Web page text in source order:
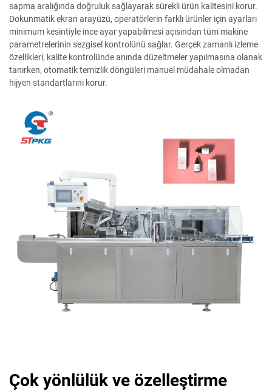
sapma aralığında doğruluk sağlayarak sürekli ürün kalitesini korur.
Dokunmatik ekran arayüzü, operatörlerin farklı ürünler için ayarları
minimum kesintiyle ince ayar yapabilmesi açısından tüm makine
parametrelerinin sezgisel kontrolünü sağlar. Gerçek zamanlı izleme
özellikleri, kalite kontrolünde anında düzeltmeler yapılmasına olanak
tanırken, otomatik temizlik döngüleri manuel müdahale olmadan
hijyen standartlarını korur.
Çok yönlülük ve özelleştirme